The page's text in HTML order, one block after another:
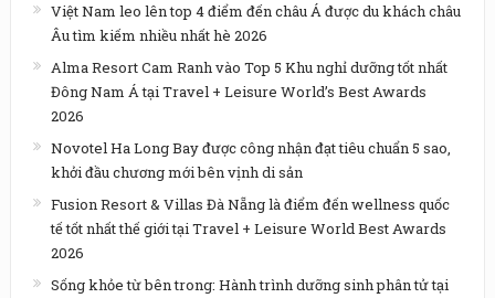
Việt Nam leo lên top 4 điểm đến châu Á được du khách châu
Âu tìm kiếm nhiều nhất hè 2026
Alma Resort Cam Ranh vào Top 5 Khu nghỉ dưỡng tốt nhất
Đông Nam Á tại Travel + Leisure World’s Best Awards
2026
Novotel Ha Long Bay được công nhận đạt tiêu chuẩn 5 sao,
khởi đầu chương mới bên vịnh di sản
Fusion Resort & Villas Đà Nẵng là điểm đến wellness quốc
tế tốt nhất thế giới tại Travel + Leisure World Best Awards
2026
Sống khỏe từ bên trong: Hành trình dưỡng sinh phân tử tại